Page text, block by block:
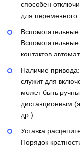
способен
для переменного
контактов
Наличие привода:
служит для
может быть
дистанционным
др.).
Уставка
Порядок